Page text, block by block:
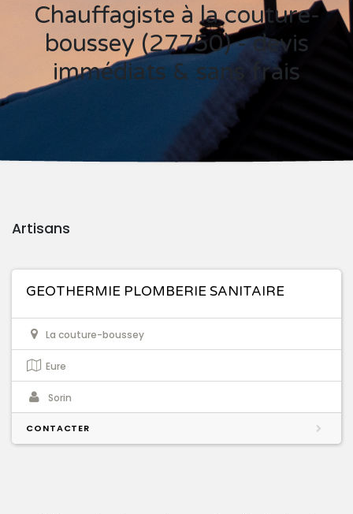
Chauffagiste à la couture-
boussey (27750) - devis
immédiats & sans frais
Artisans
GEOTHERMIE PLOMBERIE SANITAIRE
La couture-boussey
Eure
Sorin
CONTACTER